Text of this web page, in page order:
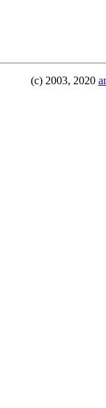
(c) 2003, 2020